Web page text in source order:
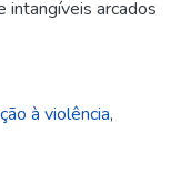
intangíveis arcados
à violência,